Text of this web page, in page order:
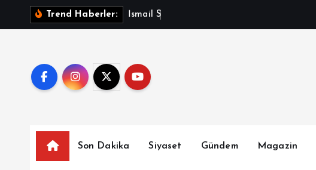
Trend Haberler: sma i S
Son Dakika Siyaset Gündem Magazin